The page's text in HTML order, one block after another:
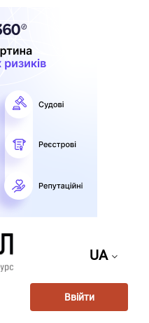
UA
Ввійти